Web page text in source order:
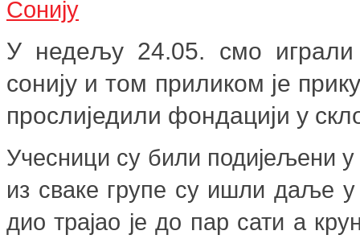
У недељу 24.05. смо
сонију и том приликом је
прослиједили фондацији у
Учесници су били подијељени
из сваке групе су ишли даље
дио трајао је до пар сати а